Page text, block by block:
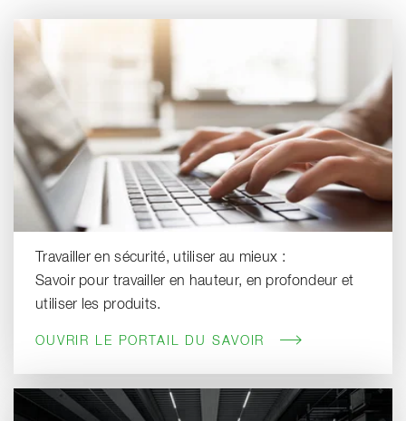
Travailler en sécurité, utiliser au mieux :
Savoir pour travailler en hauteur, en profondeur et
utiliser les produits.
OUVRIR LE PORTAIL DU SAVOIR